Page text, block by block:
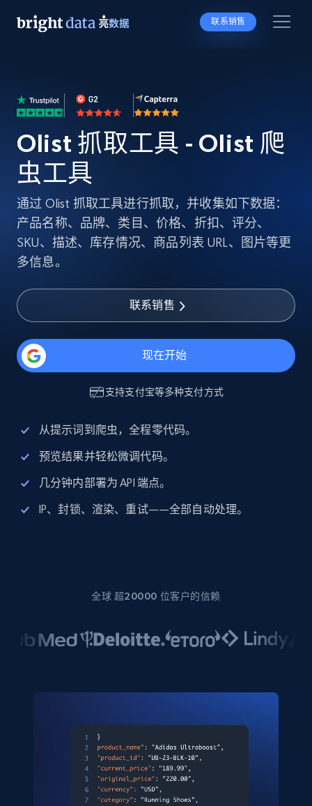
联系销售
Olist 抓取工具 - Olist 爬
虫工具
通过 Olist 抓取工具进行抓取，并收集如下数据：
产品名称、品牌、类目、价格、折扣、评分、
SKU、描述、库存情况、商品列表 URL、图片等更
多信息。
联系销售
现在开始
支持支付宝等多种支付方式
从提示词到爬虫，全程零代码。
预览结果并轻松微调代码。
几分钟内部署为 API 端点。
IP、封锁、渲染、重试——全部自动处理。
全球 超20000 位客户的信赖